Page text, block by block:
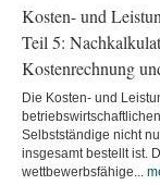
Kosten- und
Teil 5:
Kostenrechnung
Die Kosten- und
Selbstständige nicht
insgesamt bestellt ist.
wettbewerbsfähige...